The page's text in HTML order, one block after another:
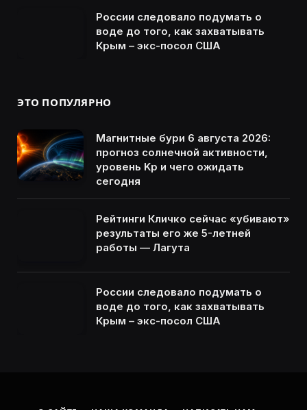
России следовало подумать о
воде до того, как захватывать
Крым – экс-посол США
ЭТО ПОПУЛЯРНО
Магнитные бури 6 августа 2026:
прогноз солнечной активности,
уровень Kp и чего ожидать
сегодня
Рейтинги Кличко сейчас «убивают»
результаты его же 5-летней
работы — Лагута
России следовало подумать о
воде до того, как захватывать
Крым – экс-посол США